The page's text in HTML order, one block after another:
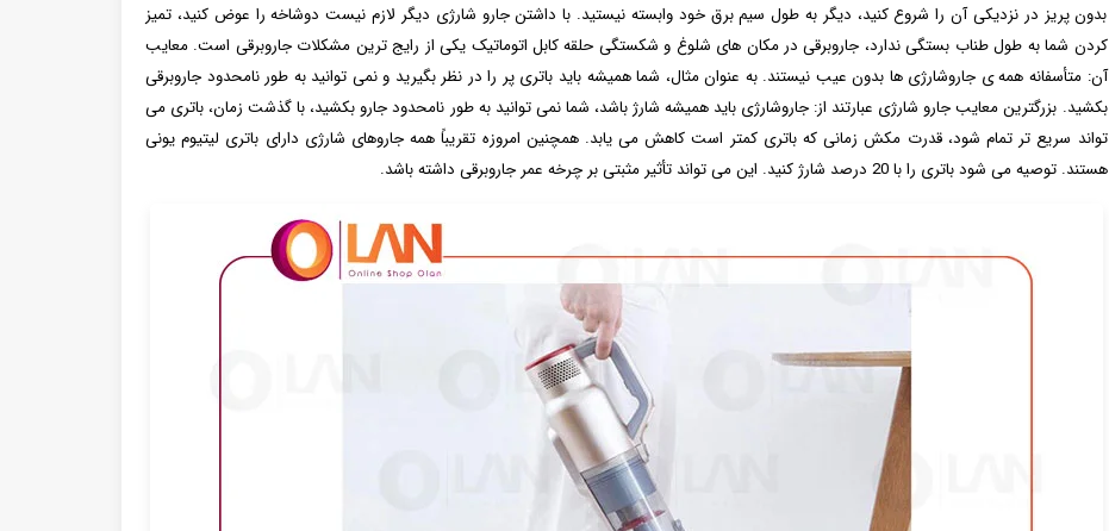
بدون پریز در نزدیکی آن را شروع کنید، دیگر به طول سیم برق خود وابسته نیستید. با داشتن جارو شارژی دیگر لازم نیست دوشاخه را عوض کنید، تمیز
کردن شما به طول طناب بستگی ندارد، جاروبرقی در مکان های شلوغ و شکستگی حلقه کابل اتوماتیک یکی از رایج ترین مشکلات جاروبرقی است. معایب
آن: متأسفانه همه ی جاروشارژی ها بدون عیب نیستند. به عنوان مثال، شما همیشه باید باتری پر را در نظر بگیرید و نمی توانید به طور نامحدود جاروبرقی
بکشید. بزرگترین معایب جارو شارژی عبارتند از: جاروشارژی باید همیشه شارژ باشد، شما نمی توانید به طور نامحدود جارو بکشید، با گذشت زمان، باتری می‌
تواند سریع ‌تر تمام شود، قدرت مکش زمانی که باتری کمتر است کاهش می یابد. همچنین امروزه تقریباً همه جاروهای شارژی دارای باتری لیتیوم یونی
هستند. توصیه می شود باتری را با 20 درصد شارژ کنید. این می تواند تأثیر مثبتی بر چرخه عمر جاروبرقی داشته باشد.